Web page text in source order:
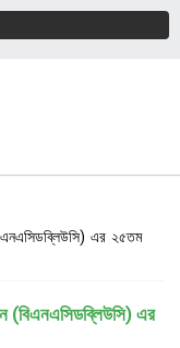
এর ২৫তম
(বিএনএসিডব্লিউসি) এর